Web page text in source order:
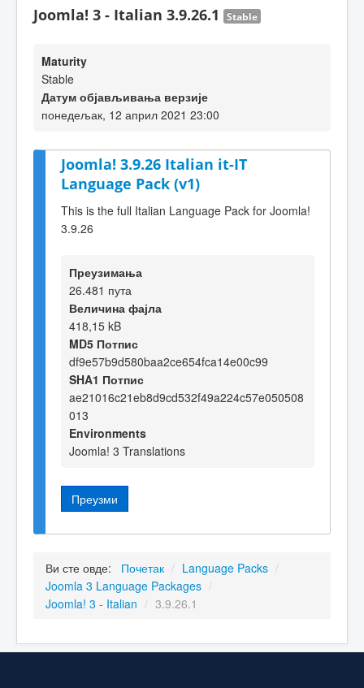
Joomla! 3 - Italian 3.9.26.1 Stable
Maturity
Stable
Датум објављивања верзије
понедељак, 12 април 2021 23:00
Joomla! 3.9.26 Italian it-IT
Language Pack (v1)
This is the full Italian Language Pack for Joomla!
3.9.26
Преузимања
26.481 пута
Величина фајла
418,15 kB
MD5 Потпис
df9e57b9d580baa2ce654fca14e00c99
SHA1 Потпис
ae21016c21eb8d9cd532f49a224c57e050508
013
Environments
Joomla! 3 Translations
Преузми
Ви сте овде: Почетак / Language Packs /
Joomla 3 Language Packages /
Joomla! 3 - Italian / 3.9.26.1